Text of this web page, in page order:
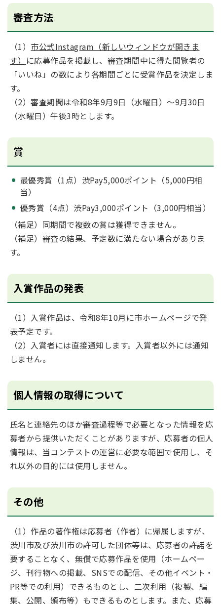
審査方法
（1） 市公式Instagram（新しいウィンドウが開きま
す） に応募作品を掲載し、審査期間中に得た閲覧者の
「いいね」の数により各期間ごとに受賞作品を決定しま
す。
（2）審査期間は令和8年9月9日（水曜日）～9月30日
（水曜日）午後3時とします。
賞
最優秀賞（1点）渋Pay5,000ポイント（5,000円相
当）
優秀賞（4点）渋Pay3,000ポイント（3,000円相当）
（補足）同期間で複数の賞は獲得できません。
（補足）審査の結果、予定数に満たない場合がありま
す。
入賞作品の発表
（1）入賞作品は、令和8年10月に市ホームページで発
表予定です。
（2）入賞者には直接通知します。入賞者以外には通知
しません。
個人情報の取得について
氏名と連絡先のほか審査過程等で必要となった情報を応
募者から提供いただくことがありますが、応募者の個人
情報は、当コンテストの運営に必要な範囲で使用し、そ
れ以外の目的には使用しません。
その他
（1）作品の著作権は応募者（作者）に帰属しますが、
渋川市及び渋川市の許可した団体等は、応募者の許諾を
要することなく、無償で応募作品を使用（ホームペー
ジ、刊行物への掲載、SNSでの配信、その他イベント・
PR等での利用）できるものとし、二次利用（複製、編
集、公開、頒布等）もできるものとします。また、応募